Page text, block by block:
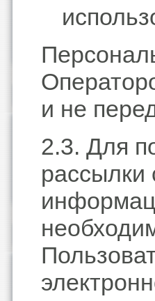
и не
2.3. Для